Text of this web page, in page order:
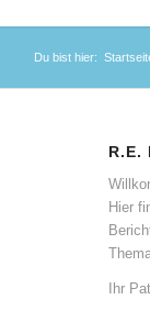
Du bist hier:
R.E.
Hier
Ihr